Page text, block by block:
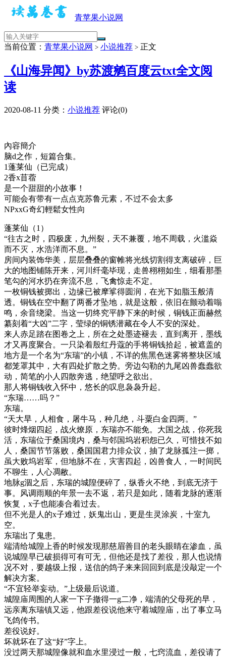
青苹果小说网
当前位置： 青苹果小说网 > 小说推荐 > 正文
《山海异闻》by苏渡鹓百度云txt全文阅
读
2020-08-11 分类： 小说推荐 评论(0)
內容簡介
脑d之作，短篇合集。
1蓬莱仙（已完成）
2香x苜蓿
是一个甜甜的小故事！
可能会有带有一点点克苏鲁元素，不过不会太多
NPxxG奇幻輕鬆女性向
蓬莱仙（1）
“往古之时，四极废，九州裂，天不兼覆，地不周载，火滥焱
而不灭，水浩洋而不息。”
房间内装饰华美，层层叠叠的窗帷将光线切割得支离破碎，巨
大的地图铺陈开来，河川纤毫毕现，走兽栩栩如生，细看那墨
笔勾的河水扔在奔流不息，飞禽惊走不定。
一枚铜钱被掷出，边缘已被摩挲得圆润，在光下如脂玉般清
透。铜钱在空中翻了两番才坠地，就是这般，依旧在颤动着嗡
鸣，余音绕梁。当这一切终究平静下来的时候，铜钱正面赫然
纂刻着“大凶”二字，莹绿的铜锈潜藏在令人不安的深处。
来人赤足踏在图卷之上，所在之处墨迹褪去，直到离开，墨线
才又再度聚合。一只染着殷红丹蔻的手将铜钱拾起，被遮盖的
地方是一个名为“东瑞”的小镇，不详的焦黑色迷雾将整块区域
都笼罩其中，大有四处扩散之势。旁边勾勒的九尾凶兽蠢蠢欲
动，简笔的小人四散奔逃，绝望呼之欲出。
那人将铜钱收入怀中，悠长的叹息袅袅升起。
“东瑞……吗？”
东瑞。
“天大旱，人相食，屠牛马，种几绝，斗粟白金四两。”
彼时烽烟四起，战火燎原，东瑞亦不能免。大国之战，你死我
活，东瑞位于桑国境内，桑与邻国坞岩积怨已久，可惜技不如
人，桑国节节落败，桑国国君力排众议，抽了龙脉孤注一掷，
虽大败坞岩军，但地脉不在，灾害四起，凶兽食人，一时间民
不聊生，人心凋敝。
地脉g涸之后，东瑞的城隍便碎了，纵香火不绝，到底无济于
事。风调雨顺的年景一去不返，若只是如此，随着龙脉的逐渐
恢复，x子也能凑合着过去。
但不光是人的x子难过，妖鬼出山，更是生灵涂炭，十室九
空。
东瑞出了鬼患。
端清给城隍上香的时候发现那慈眉善目的老头眼睛在渗血，虽
说城隍早已破损得可有可无，但他还是找了差役，那人也说情
况不对，要越级上报，送信的鸽子来来回回到底是没敲定一个
解决方案。
“不宜轻举妄动。”上级最后说道。
城隍庙周围的人家一下子撤得一g二净，端清的父母死的早，
远亲离东瑞镇又远，他跟差役说他来守着城隍庙，出了事立马
飞鸽传书。
差役说好。
坏就坏在了这“好”字上。
没过两天那城隍像就和血水里浸过一般，七窍流血，差役请了